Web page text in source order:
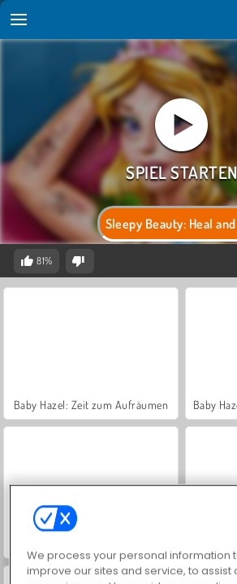
Sleepy Beauty: Heal
81%
Baby Hazel: Zeit zum Aufräumen Baby
We process your personal information
improve our sites and service, to assist